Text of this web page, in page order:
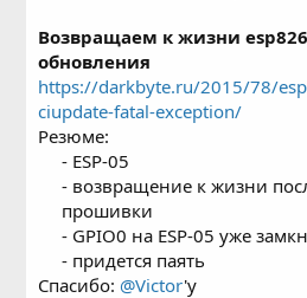
Возвращаем к жизни
обновления
https://darkbyte.ru/2015/78/
ciupdate-fatal-exception/
Резюме:
- ESP-05
- возвращение к жизни
прошивки
- GPIO0 на ESP-05 уже
- придется паять​
Спасибо: @Victor'у